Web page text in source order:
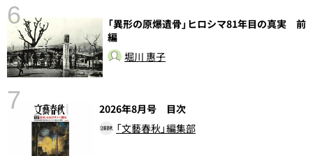
6
「異形の原爆遺骨」ヒロシマ81年目の真実 前
編
堀川 惠子
7
2026年8月号 目次
「文藝春秋」編集部